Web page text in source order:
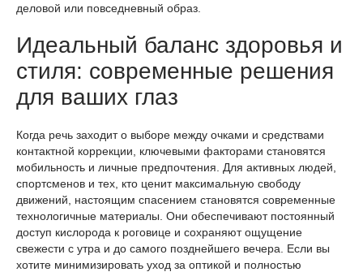
деловой или повседневный образ.
Идеальный баланс здоровья и
стиля: современные решения
для ваших глаз
Когда речь заходит о выборе между очками и средствами
контактной коррекции, ключевыми факторами становятся
мобильность и личные предпочтения. Для активных людей,
спортсменов и тех, кто ценит максимальную свободу
движений, настоящим спасением становятся современные
технологичные материалы. Они обеспечивают постоянный
доступ кислорода к роговице и сохраняют ощущение
свежести с утра и до самого позднейшего вечера. Если вы
хотите минимизировать уход за оптикой и полностью